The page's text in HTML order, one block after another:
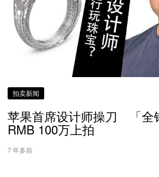
拍卖新闻
苹果首席设计师操刀 「全
RMB 100万上拍
7 年多前